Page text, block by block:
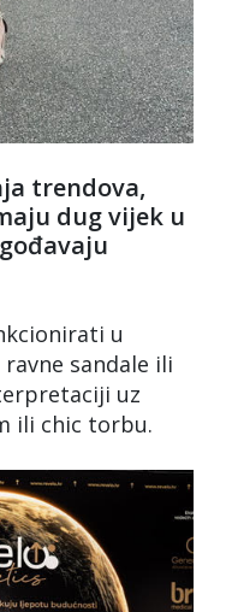
trendova,
dug vijek u
u
sandale ili
uz
ili chic torbu.